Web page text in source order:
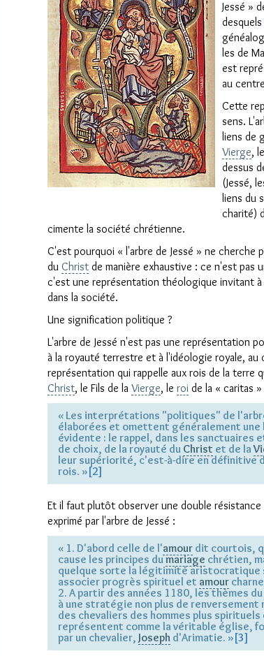
Jessé »
desquels
les de
est
au
Cette
sens.
liens de
Vierge, le
dessus
(Jessé,
liens du
charité)
cimente la société chrétienne.
C'est pourquoi « l'arbre de Jessé » ne cherche
du Christ de manière exhaustive : ce n'est pas
c'est une représentation théologique invitant à
dans la société.
Une signification politique ?
L'arbre de Jessé n'est pas une représentation
à la royauté terrestre et à l'idéologie royale, au
représentation qui rappelle aux rois de la terre
Christ, le Fils de la Vierge, le roi de la « caritas
« Les interprétations "politiques" de
élaborées et omettent généralement
évidente : le rappel, dans les sanctuaires
de choix, de la royauté du Christ et de la
leur supériorité, c'est-à-dire en définitive
rois. »[2]
Et il faut plutôt observer une double résistance
exprimé par l'arbre de Jessé :
« 1. D'abord celle de l'amour dit courtois,
cause les principes dumariage chrétien,
quelque sorte la légitimité aristocratique
associer progrès spirituel et amour
2. A partir des années 1180, les thèmes
à une stratégie non plus de renversement
des chevaliers des hommes plus
représentent comme la véritable église,
par un chevalier, Joseph d'Arimatie. »[3]